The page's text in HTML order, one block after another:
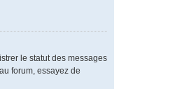
le statut des messages
forum, essayez de